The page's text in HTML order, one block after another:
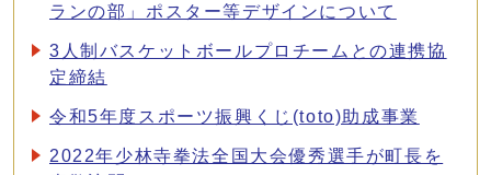
ランの部」ポスター等デザインについて
3人制バスケットボールプロチームとの連携協
定締結
令和5年度スポーツ振興くじ(toto)助成事業
2022年少林寺拳法全国大会優秀選手が町長を